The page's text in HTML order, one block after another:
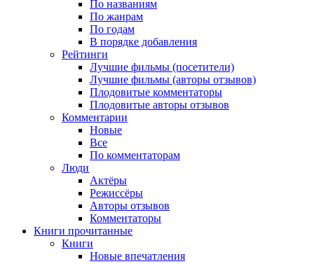
По названиям
По жанрам
По годам
В порядке добавления
Рейтинги
Лучшие фильмы (посетители)
Лучшие фильмы (авторы отзывов)
Плодовитые комментаторы
Плодовитые авторы отзывов
Комментарии
Новые
Все
По комментаторам
Люди
Актёры
Режиссёры
Авторы отзывов
Комментаторы
Книги прочитанные
Книги
Новые впечатления